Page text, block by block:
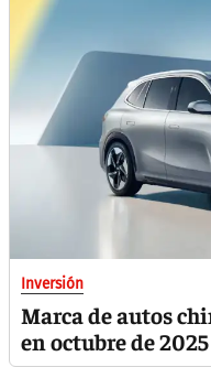
Inversión
Marca de autos
en octubre de 2025